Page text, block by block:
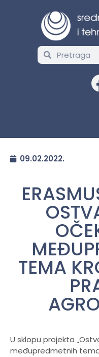
09.02.2022.
TEMA
U sklopu projekta
međupredmetnih